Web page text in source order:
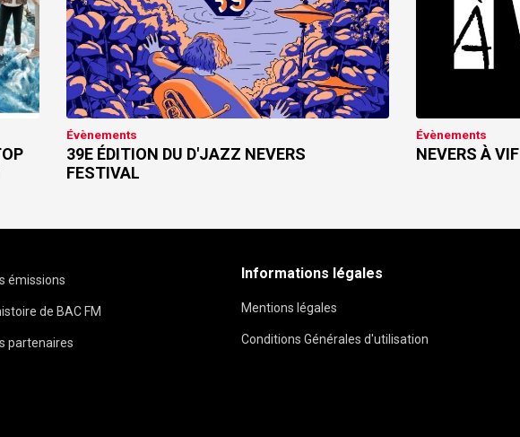
Évènements
39E ÉDITION DU D'JAZZ NEVERS
FESTIVAL
Évènements
NEVERS À VIF
émissions
de BAC FM
partenaires
Informations légales
Mentions légales
Conditions Générales d'utilisation